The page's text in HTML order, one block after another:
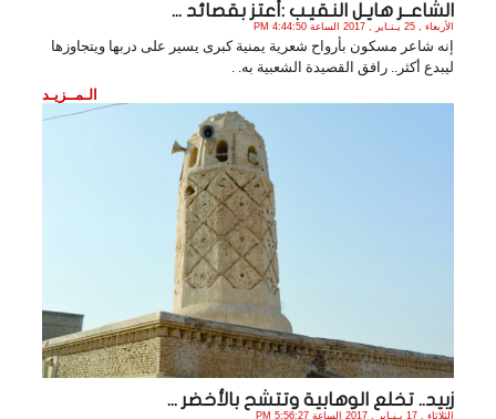
الشاعــر هايـل النقيـب :أعتز بقصائد ...
الأربعاء , 25 يـنـاير , 2017 الساعة 4:44:50 PM
إنه شاعر مسكون بأرواح شعرية يمنية كبرى يسير على دربها ويتجاوزها
ليبدع أكثر.. رافق القصيدة الشعبية به. .
الـمــزيـد
زبيد.. تخلع الوهابية وتتشح بالأخضر ...
الثلاثاء , 17 يـنـاير , 2017 الساعة 5:56:27 PM